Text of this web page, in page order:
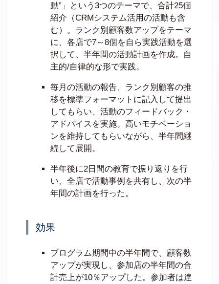
動”」という3つのテーマで、合計25個
紹介（CRMシステム活用の活動も含
む）。ランク別顧客数アップをテーマ
に、各店で7～8個を自ら実践活動を選
択して、半年間の活動計画を作成。自
主的/自律的な形で実践。
毎月の活動の報告、ランク別顧客の推
移を標準フォーマットに記入して提出
してもらい、活動のフィードバック・
アドバイスを実施。高いモチベーショ
ンを維持してもらいながら、半年間継
続して展開。
半年後に2日間の教育で振り返りを行
い、全店で活動事例を共有し、次の半
年間の計画を行った。
効果
プログラム期間中の半年間で、顧客数
アップが実現し、参加店の半年間の合
計売上が10％アップした。参加者は達